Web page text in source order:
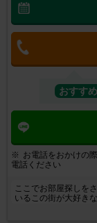
おすすめ
お電話をおかけの
電話ください
ここでお部屋探しを
いるこの街が大好き
優しい大家さんが多
や東急ストア・フィ